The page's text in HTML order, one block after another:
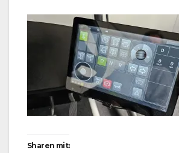
Sharen mit: